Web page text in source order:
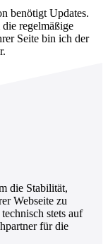
benötigt Updates.
regelmäßige
Seite bin ich der
die Stabilität,
Webseite zu
stets auf
für die